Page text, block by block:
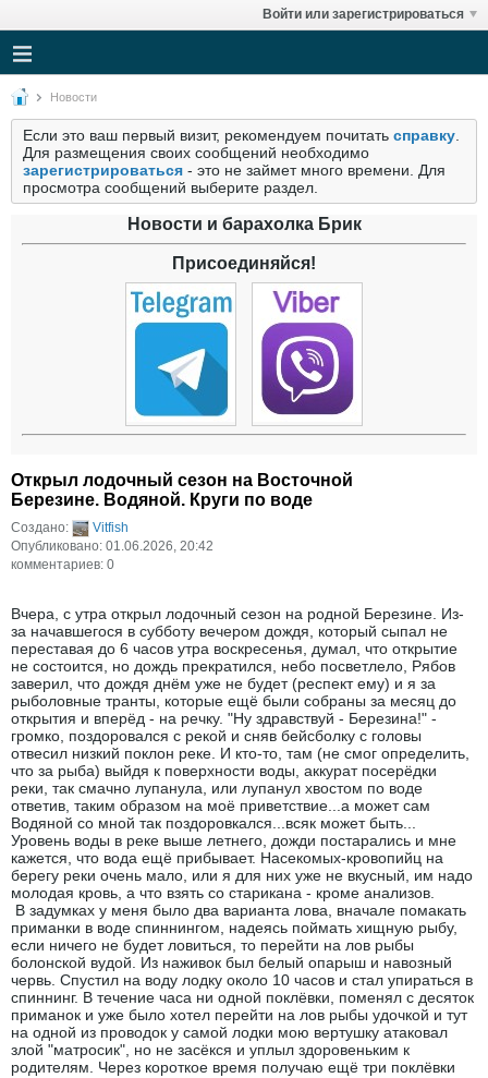
Войти или зарегистрироваться
Новости
Если это ваш первый визит, рекомендуем почитать справку
Для размещения своих сообщений необходимо
зарегистрироваться - это не займет много времени. Для
просмотра сообщений выберите раздел.
Новости и барахолка Брик
Присоединяйся!
Открыл лодочный сезон на Восточной
Березине. Водяной. Круги по воде
Создано:
Vitfish
Опубликовано: 01.06.2026, 20:42
комментариев: 0
Вчера, с утра открыл лодочный сезон на родной Березине. Из-
за начавшегося в субботу вечером дождя, который сыпал не
переставая до 6 часов утра воскресенья, думал, что открытие
не состоится, но дождь прекратился, небо посветлело, Рябов
заверил, что дождя днём уже не будет (респект ему) и я за
рыболовные транты, которые ещё были собраны за месяц до
открытия и вперёд - на речку. "Ну здравствуй - Березина!" -
громко, поздоровался с рекой и сняв бейсболку с головы
отвесил низкий поклон реке. И кто-то, там (не смог определить,
что за рыба) выйдя к поверхности воды, аккурат посерёдки
реки, так смачно лупанула, или лупанул хвостом по воде
ответив, таким образом на моё приветствие...а может сам
Водяной со мной так поздоровкался...всяк может быть...
Уровень воды в реке выше летнего, дожди постарались и мне
кажется, что вода ещё прибывает. Насекомых-кровопийц на
берегу реки очень мало, или я для них уже не вкусный, им надо
молодая кровь, а что взять со старикана - кроме анализов.
​​​​​​​ В задумках у меня было два варианта лова, вначале помакать
приманки в воде спиннингом, надеясь поймать хищную рыбу,
если ничего не будет ловиться, то перейти на лов рыбы
болонской вудой. Из наживок был белый опарыш и навозный
червь. Спустил на воду лодку около 10 часов и стал упираться в
спиннинг. В течение часа ни одной поклёвки, поменял с десяток
приманок и уже было хотел перейти на лов рыбы удочкой и тут
на одной из проводок у самой лодки мою вертушку атаковал
злой "матросик", но не засёкся и уплыл здоровеньким к
родителям. Через короткое время получаю ещё три поклёвки